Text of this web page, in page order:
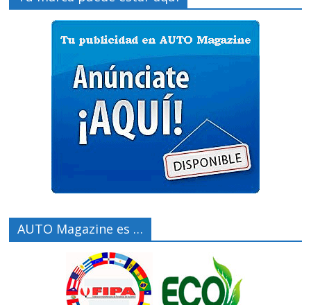
AUTO Magazine es …